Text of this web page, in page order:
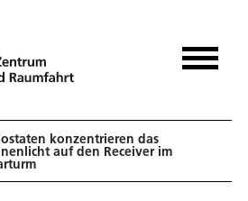
konzentrieren das
auf den Receiver im